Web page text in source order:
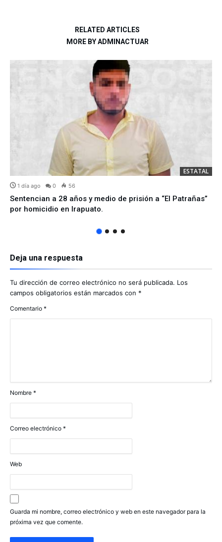
RELATED ARTICLES
MORE BY ADMINACTUAR
ESTATAL
1 día ago 0 56
Sentencian a 28 años y medio de prisión a “El Patrañas”
por homicidio en Irapuato.
Deja una respuesta
Tu dirección de correo electrónico no será publicada. Los
campos obligatorios están marcados con *
Comentario *
Nombre *
Correo electrónico *
Web
Guarda mi nombre, correo electrónico y web en este navegador para la
próxima vez que comente.